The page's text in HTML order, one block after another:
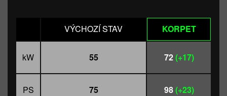
VÝCHOZÍ STAV KORPET
kW 55 72(+17)
PS 75 98(+23)